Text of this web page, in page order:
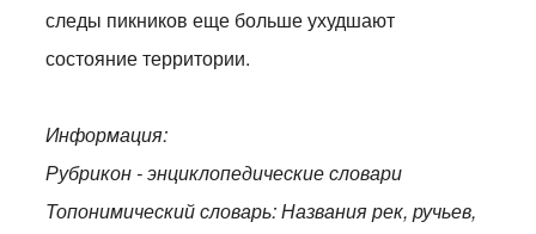
следы пикников еще больше ухудшают
состояние территории.
Информация:
Рубрикон - энциклопедические словари
Топонимический словарь: Названия рек, ручьев,